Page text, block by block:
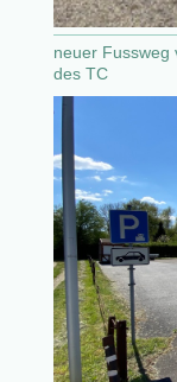
neuer Fussweg
des TC